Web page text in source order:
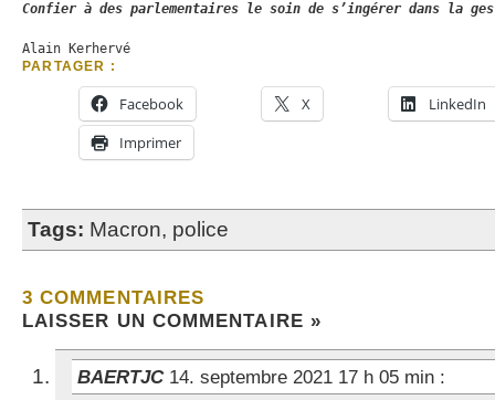
Confier à des parlementaires le soin de s’ingérer dans la
Alain Kerhervé
PARTAGER :
Facebook X
LinkedIn
Imprimer
Tags: Macron, police
3 COMMENTAIRES
LAISSER UN COMMENTAIRE »
BAERTJC 14. septembre 2021 17 h 05 min :